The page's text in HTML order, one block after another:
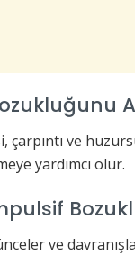
çarpıntı ve
yardımcı olur.
ve